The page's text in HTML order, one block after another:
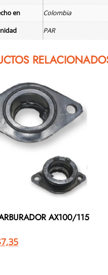
en
Colombia
PAR
AX100/115
7,35